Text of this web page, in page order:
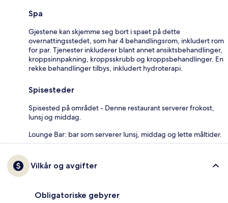
Spa
Gjestene kan skjemme seg bort i spaet på dette
overnattingsstedet, som har 4 behandlingsrom, inkludert rom
for par. Tjenester inkluderer blant annet ansiktsbehandlinger,
kroppsinnpakning, kroppsskrubb og kroppsbehandlinger. En
rekke behandlinger tilbys, inkludert hydroterapi.
Spisesteder
Spisested på området - Denne restaurant serverer frokost,
lunsj og middag.
Lounge Bar: bar som serverer lunsj, middag og lette måltider.
Vilkår og avgifter
Obligatoriske gebyrer